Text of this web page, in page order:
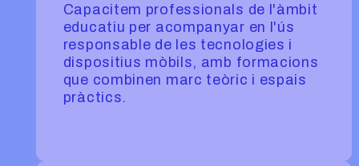
Capacitem professionals de l'àmbit
educatiu per acompanyar en l'ús
responsable de les tecnologies i
dispositius mòbils, amb formacions
que combinen marc teòric i espais
pràctics.